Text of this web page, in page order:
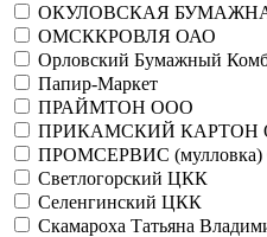
ОКУЛОВСКАЯ
ОМСККРОВЛЯ ОАО
Орловский Бумажный
Папир-Маркет
ПРАЙМТОН ООО
ПРИКАМСКИЙ КАРТОН
ПРОМСЕРВИС
Светлогорский ЦКК
Селенгинский ЦКК
Скамароха Татьяна